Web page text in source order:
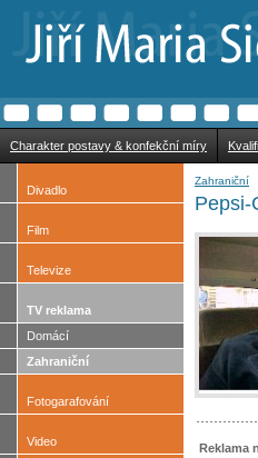
Charakter postavy & konfekční míry
Divadlo
Film
Televize
TV reklama
Domácí
Zahraniční
Fotogarafování
Video
Zahraniční
Pepsi-
Reklama